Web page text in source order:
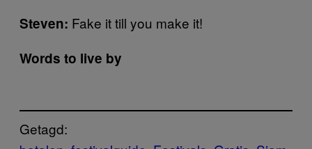
Steven: Fake it till you make it!
Words to live by
Getagd: